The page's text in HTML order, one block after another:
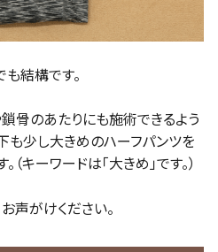
結構です。
骨のあたりにも施術できるよう
も少し大きめのハーフパンツを
キーワードは「大きめ」です。）
声がけください。